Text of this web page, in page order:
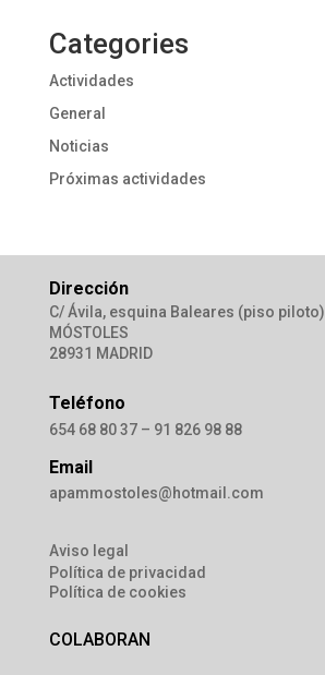
Categories
Actividades
General
Noticias
Próximas actividades
Dirección
C/ Ávila, esquina Baleares (piso piloto)
MÓSTOLES
28931 MADRID
Teléfono
654 68 80 37 – 91 826 98 88
Email
apammostoles@hotmail.com
Aviso legal
Política de privacidad
Política de cookies
COLABORAN